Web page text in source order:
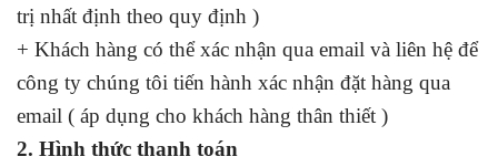
trị nhất định theo quy định )
+ Khách hàng có thể xác nhận qua email và liên hệ để
công ty chúng tôi tiến hành xác nhận đặt hàng qua
email ( áp dụng cho khách hàng thân thiết )
2. Hình thức thanh toán